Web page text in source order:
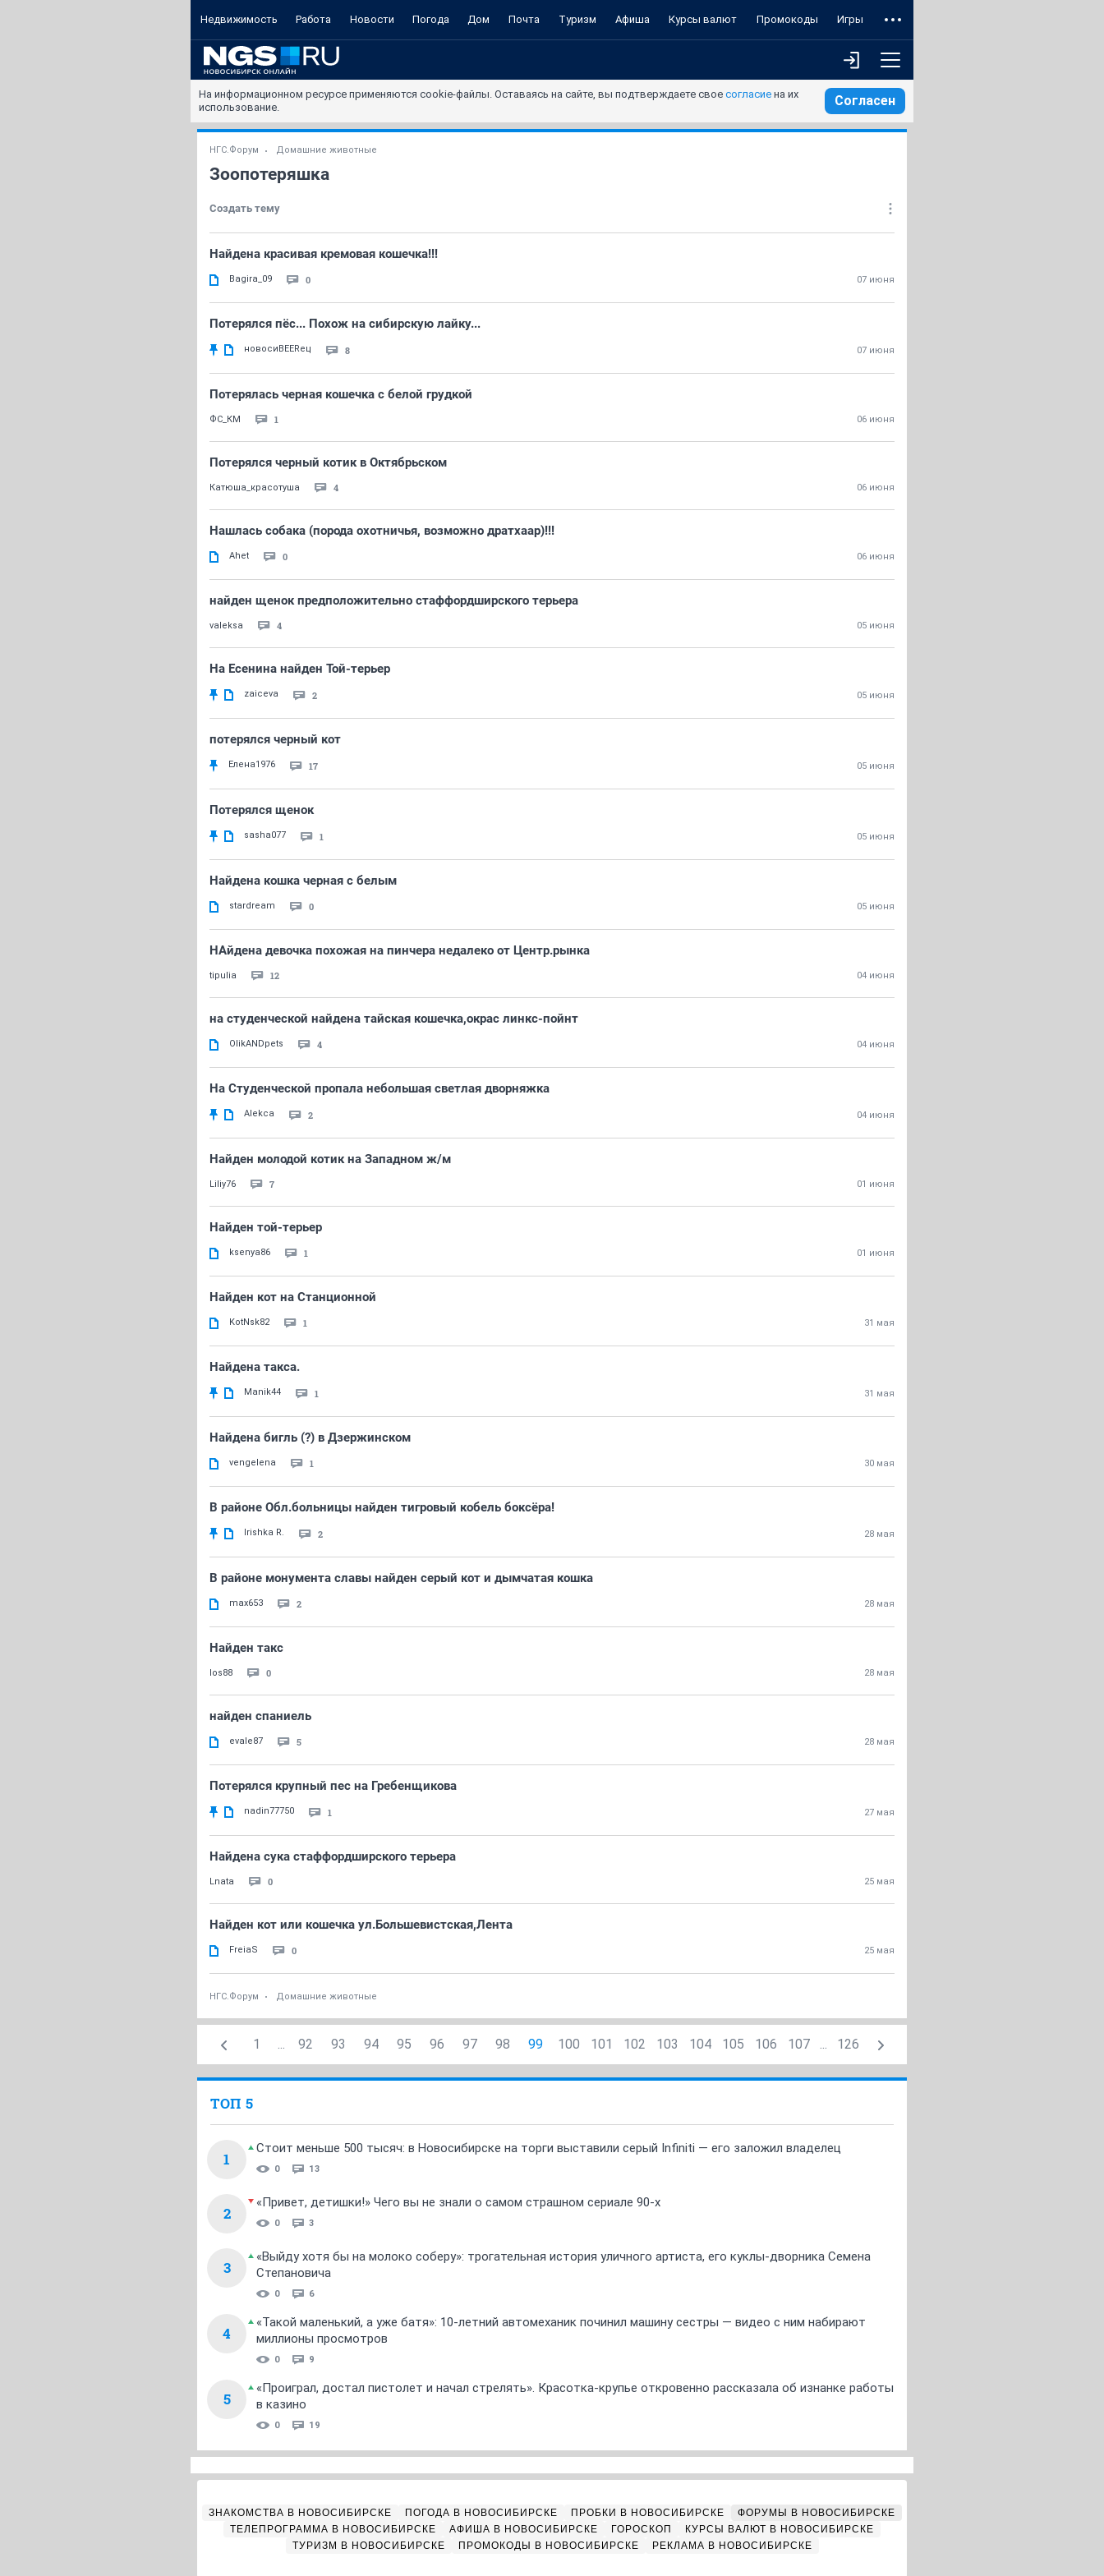
Недвижимость Работа Новости Погода Дом Почта Туризм Афиша Курсы валют Промокоды Игры
На информационном ресурсе применяются cookie-файлы. Оставаясь на сайте, вы подтверждаете свое согласие на их
использование.
Согласен
НГС.Форум Домашние животные
Зоопотеряшка
Создать тему
Найдена красивая кремовая кошечка!!!
Bagira_09 0 07 июня
Потерялся пёс... Похож на сибирскую лайку...
новосиBEERец 8 07 июня
Потерялась черная кошечка с белой грудкой
ФС_КМ 1 06 июня
Потерялся черный котик в Октябрьском
Катюша_красотуша 4 06 июня
Нашлась собака (порода охотничья, возможно дратхаар)!!!
Ahet 0 06 июня
найден щенок предположительно стаффордширского терьера
valeksa 4 05 июня
На Есенина найден Той-терьер
zaiceva 2 05 июня
потерялся черный кот
Елена1976 17 05 июня
Потерялся щенок
sasha077 1 05 июня
Найдена кошка черная с белым
stardream 0 05 июня
НАйдена девочка похожая на пинчера недалеко от Центр.рынка
tipulia 12 04 июня
на студенческой найдена тайская кошечка,окрас линкс-пойнт
OlikANDpets 4 04 июня
На Студенческой пропала небольшая светлая дворняжка
Alekca 2 04 июня
Найден молодой котик на Западном ж/м
Liliy76 7 01 июня
Найден той-терьер
ksenya86 1 01 июня
Найден кот на Станционной
KotNsk82 1 31 мая
Найдена такса.
Manik44 1 31 мая
Найдена бигль (?) в Дзержинском
vengelena 1 30 мая
В районе Обл.больницы найден тигровый кобель боксёра!
Irishka R. 2 28 мая
В районе монумента славы найден серый кот и дымчатая кошка
max653 2 28 мая
Найден такс
los88 0 28 мая
найден спаниель
evale87 5 28 мая
Потерялся крупный пес на Гребенщикова
nadin77750 1 27 мая
Найдена сука стаффордширского терьера
Lnata 0 25 мая
Найден кот или кошечка ул.Большевистская,Лента
FreiaS 0 25 мая
НГС.Форум Домашние животные
1 ... 92 93 94 95 96 97 98 99 100 101 102 103 104 105 106 107 ... 126
ТОП 5
1
Стоит меньше 500 тысяч: в Новосибирске на торги выставили серый Infiniti — его заложил владелец
0 13
2
«Привет, детишки!» Чего вы не знали о самом страшном сериале 90-х
0 3
3
«Выйду хотя бы на молоко соберу»: трогательная история уличного артиста, его куклы-дворника Семена
Степановича
0 6
4
«Такой маленький, а уже батя»: 10-летний автомеханик починил машину сестры — видео с ним набирают
миллионы просмотров
0 9
5
«Проиграл, достал пистолет и начал стрелять». Красотка-крупье откровенно рассказала об изнанке работы
в казино
0 19
ЗНАКОМСТВА В НОВОСИБИРСКЕ ПОГОДА В НОВОСИБИРСКЕ ПРОБКИ В НОВОСИБИРСКЕ
ФОРУМЫ В НОВОСИБИРСКЕ
ТЕЛЕПРОГРАММА В НОВОСИБИРСКЕ
АФИША В НОВОСИБИРСКЕ ГОРОСКОП
КУРСЫ ВАЛЮТ В НОВОСИБИРСКЕ
ТУРИЗМ В НОВОСИБИРСКЕ
ПРОМОКОДЫ В НОВОСИБИРСКЕ РЕКЛАМА В НОВОСИБИРСКЕ